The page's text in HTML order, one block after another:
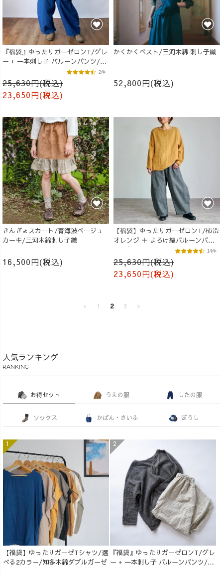
『福袋』ゆったりガーゼロンT/グレ
ー + 一本刺し子 バルーンパンツ/ブ
25,630円(税込)
23,650円(税込)
2件
かくかくベスト/三河木綿 刺し子織
52,800円(税込)
きんぎょスカート/青海波ベージュ
カーキ/三河木綿刺し子織
16,500円(税込)
【福袋】ゆったりガーゼロンT/柿渋
オレンジ ＋ よろけ縞バルーンパン
ツ/グレー
25,630円(税込)
23,650円(税込)
14件
< 1 2 3 >
人気ランキング
RANKING
お得セット うえの服 したの服
ソックス かばん・さいふ ぼうし
【福袋】ゆったりガーゼTシャツ/選
べる2カラー/知多木綿ダブルガーゼ
『福袋』ゆったりガーゼロンT/グレ
ー + 一本刺し子 バルーンパンツ/生